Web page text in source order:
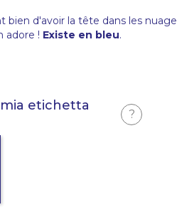
d'avoir la tête dans les
adore ! Existe en bleu.
etichetta
?